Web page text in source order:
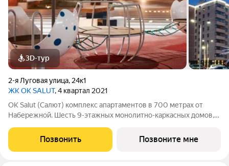
3D-тур
2-я Луговая улица, 24к1
ЖК OK SALUT, 4 квартал 2021
ОK Salut (Салют) комплекс апартаментов в 700 метрах от
Набережной. Шесть 9-этажных монолитно-каркасных домов,
улице 2-я Луговая, а еще: - До центра города рукой подать. 5
минут на автомобиле,
Позвонить Позвоните мне